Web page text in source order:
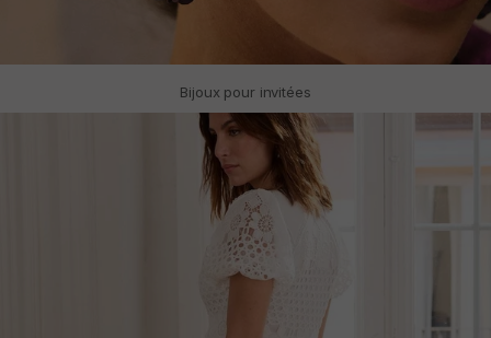
Bijoux pour invitées